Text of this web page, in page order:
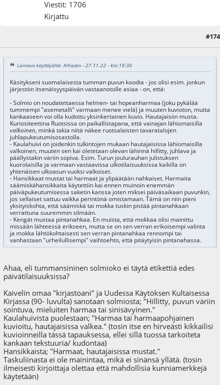
Viestit: 1706
Kirjattu
: 27.11.22 - klo:20:45 käyttäjältä Tumppi$#174
Lainaus käyttäjältä: Alhazen - 27.11.22 - klo:19:30
Käsitykseni suomalaisesta tumman puvun koodia - jos olisi esim. jonkun
järjestön itsenäisyyspäivän vastaanotolle asiaa - on, että:
- Solmio on noudatettaessa helmen- tai hopeanharmaa (joku pykälää
tummempi "asemetalli" varmaan menee vielä) ja muuten kuvioton, mutta
kankaaseen voi olla kudottu yksinkertainen kuvio. Hautajaisiin musta.
Kuriositeettina Ruotsissa on paikallistapana, että vainajan lähiomaisilla
valkoinen, minkä takia niitä näkee ruotsalaisten tavaratalojen
juhlapukeutumisosastolla.
- Kaulahuivi on joidenkin tulkintojen mukaan hautajaisissa lähiomaisilla
valkoinen, muuten sen kai oletetaan olevan lähinnä hillitty, juhlava ja
päällystakin väriin sopiva. Esim. Turun joulurauhan julistuksen
kuorolaisilla ja varmaan vastaavissa ulkotilaisuuksissa kaikilla on
yhtenäisen ulkoasun vuoksi valkoiset.
- Hansikkaat mustat tai harmaat ja ylipäätään nahkaiset. Harmaita
säämiskähansikkaita käytettiin kai ennen muinoin enemmän
päiväpukeutumisessa saketin kanssa joten miksei päiväsaikaan puvunkin,
jos sellaiset sattuu vaikka perintönä omistamaan. Tämä on niin pieni
yksityiskohta, että säämiskä tai mokka tuskin pistää pintanahkaan
verrattuna suuremmin silmään.
- Kengät mustaa pintanahkaa. En muista, että mokkaa olisi mainittu
missään lähteessä erikseen, mutta se on sen verran erikoisempi valinta
ja mokka lähtökohtaisesti sen verran pintanahkaa rennompi tai
vanhastaan "urheilullisempi" vaihtoehto, että pitäytyisin pintanahassa.
Ahaa, eli tummansininen solmioko ei täytä etikettiä edes
päivätilaisuuksissa?
Kaivelin omaa "kirjastoani" ja Uudessa Käytöksen Kultaisessa
Kirjassa (90- luvulta) sanotaan solmiosta; "Hillitty, puvun väriin
sointuva, mieluiten harmaa tai sinisävyinen."
Kaulahuivista puolestaan; "Harmaa tai harmaapohjainen
kuvioitu, hautajaisissa valkea." (tosin itse en hirveästi kikkailisi
kuvioinneilla tässä tapauksessa, ellei sillä tuossa tarkoiteta
kankaan tekstuuria/ kudontaa)
Hansikkaista; "Harmaat, hautajaisissa mustat."
Taskuliinasta ei ole mainintaa, mikä ei sinänsä yllätä. (tosin
ilmeisesti kirjoittaja olettaa että mahdollisia kunniamerkkejä
käytetään)